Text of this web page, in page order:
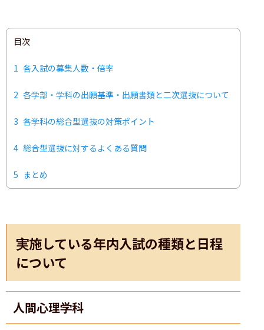
目次
1 各入試の募集人数・倍率
2 各学部・学科の出願基準・出願書類と二次選抜について
3 各学科の総合型選抜の対策ポイント
4 総合型選抜に対するよくある質問
5 まとめ
実施している年内入試の種類と日程
について
人間心理学科